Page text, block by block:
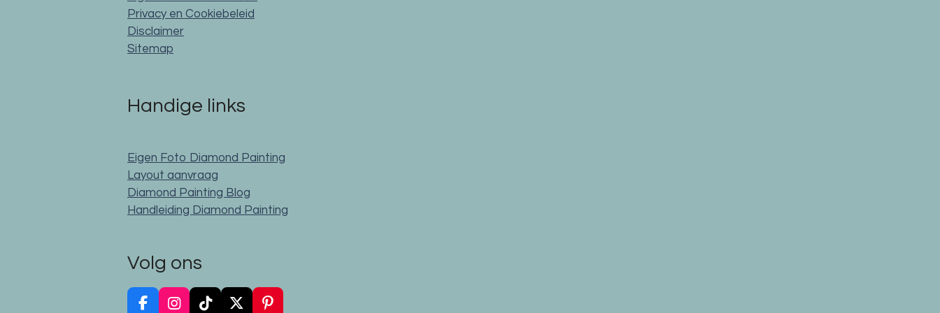
Privacy en Cookiebeleid
Disclaimer
Sitemap
Handige links
Eigen Foto Diamond Painting
Layout aanvraag
Diamond Painting Blog
Handleiding Diamond Painting
Volg ons
F I T X P